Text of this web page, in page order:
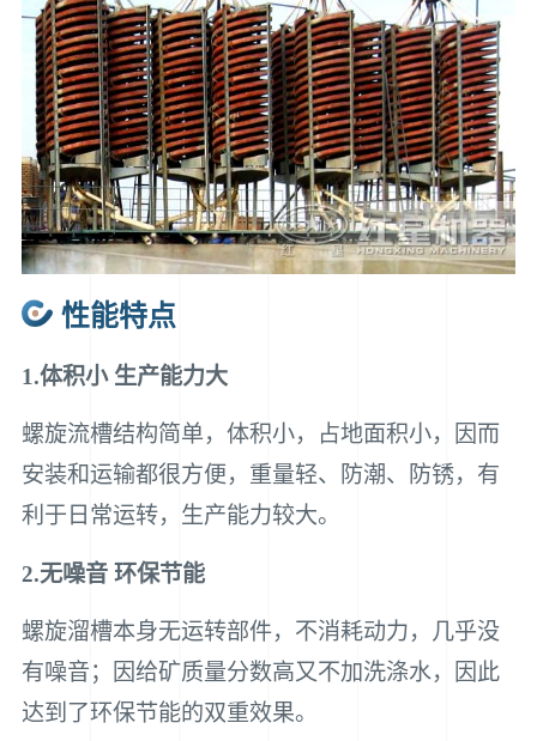
性能特点
1.体积小 生产能力大
螺旋流槽结构简单，体积小，占地面积小，因而
安装和运输都很方便，重量轻、防潮、防锈，有
利于日常运转，生产能力较大。
2.无噪音 环保节能
螺旋溜槽本身无运转部件，不消耗动力，几乎没
有噪音；因给矿质量分数高又不加洗涤水，因此
达到了环保节能的双重效果。